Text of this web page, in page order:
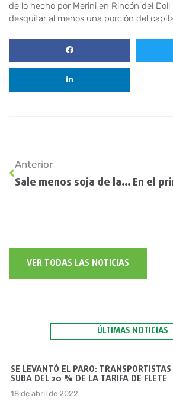
de lo hecho por Merini en Rincón del Doll
desquitar al menos una porción del
Anterior
Sale menos soja de la cosecha: la región cosechará el 20% de lo que esperaba
VER TODAS LAS NOTICIAS
ÚLTIMAS NOTICIAS
SE LEVANTÓ EL PARO:
SUBA DEL 20 % DE LA TARIFA DE FLETE
18 de abril de 2022